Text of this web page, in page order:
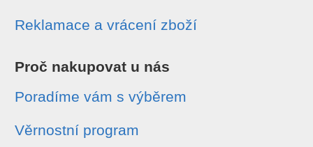
Reklamace a vrácení zboží
Proč nakupovat u nás
Poradíme vám s výběrem
Věrnostní program